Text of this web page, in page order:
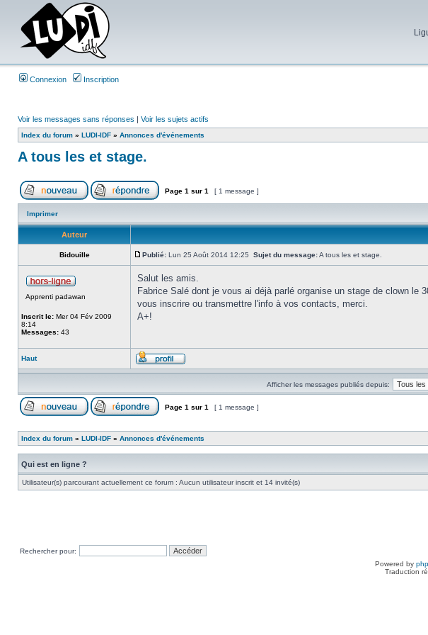
Connexion Inscription
Voir les messages sans réponses | Voir les sujets actifs
Index du forum » LUDI-IDF » Annonces d'événements
A tous les et stage.
Page 1 sur 1 [ 1 message ]
Imprimer
Auteur
Bidouille Publié: Lun 25 Août 2014 12:25 Sujet du message:A tous les et stage.
Apprenti padawan
Inscrit le: Mer 04 Fév 2009
8:14
Messages: 43
Salut les amis.
Fabrice Salé dont je vous ai déjà parlé organise un stage de clown
vous inscrire ou transmettre l'info à vos contacts, merci.
A+!
Haut
Afficher les messages publiés depuis:
Page 1 sur 1 [ 1 message ]
Index du forum » LUDI-IDF » Annonces d'événements
Qui est en ligne ?
Utilisateur(s) parcourant actuellement ce forum : Aucun utilisateur inscrit et 14 invité(s)
Rechercher pour:
Powered by
Traduction